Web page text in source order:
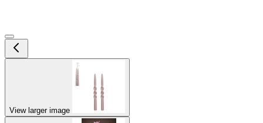
View larger image